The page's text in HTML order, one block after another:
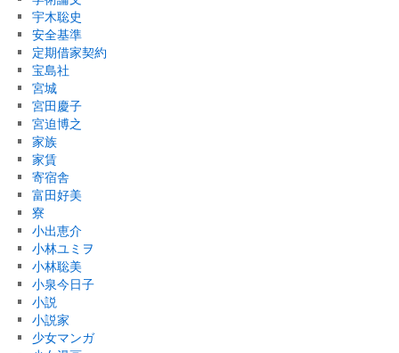
宇木聡史
安全基準
定期借家契約
宝島社
宮城
宮田慶子
宮迫博之
家族
家賃
寄宿舎
富田好美
寮
小出恵介
小林ユミヲ
小林聡美
小泉今日子
小説
小説家
少女マンガ